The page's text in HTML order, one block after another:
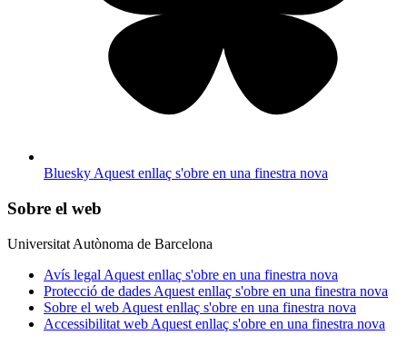
Bluesky Aquest enllaç s'obre en una finestra nova
Sobre el web
Universitat Autònoma de Barcelona
Avís legal Aquest enllaç s'obre en una finestra nova
Protecció de dades Aquest enllaç s'obre en una finestra nova
Sobre el web Aquest enllaç s'obre en una finestra nova
Accessibilitat web Aquest enllaç s'obre en una finestra nova